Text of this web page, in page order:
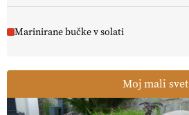
Marinirane bučke v solati
Moj mali svet